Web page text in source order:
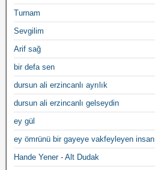
Turnam
Sevgilim
Arif sağ
bir defa sen
dursun ali erzincanlı ayrılık
dursun ali erzincanlı gelseydin
ey gül
ey ömrünü bir gayeye vakfeyleyen insan
Hande Yener - Alt Dudak